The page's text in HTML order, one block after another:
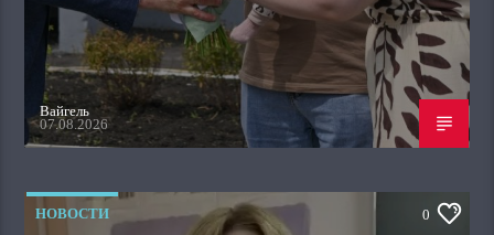
Вайгель
07.08.2026
НОВОСТИ 0